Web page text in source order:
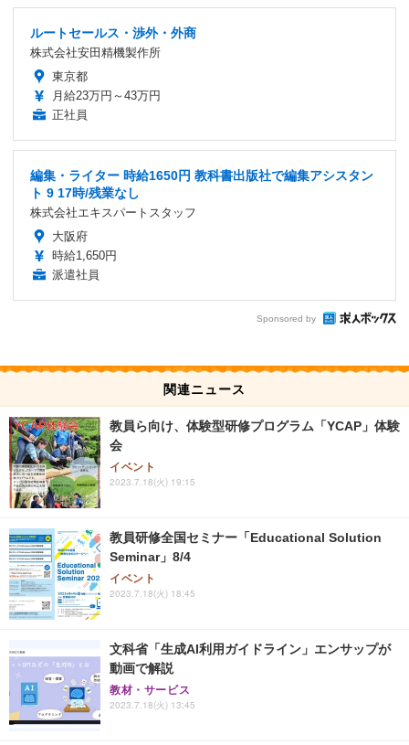
ルートセールス・渉外・外商
株式会社安田精機製作所
東京都
月給23万円～43万円
正社員
編集・ライター 時給1650円 教科書出版社で編集アシスタン
ト 9 17時/残業なし
株式会社エキスパートスタッフ
大阪府
時給1,650円
派遣社員
Sponsored by
関連ニュース
教員ら向け、体験型研修プログラム「YCAP」体験
会
イベント
2023.7.18(火) 19:15
教員研修全国セミナー「Educational Solution
Seminar」8/4
イベント
2023.7.18(火) 18:45
文科省「生成AI利用ガイドライン」エンサップが
動画で解説
教材・サービス
2023.7.18(火) 13:45